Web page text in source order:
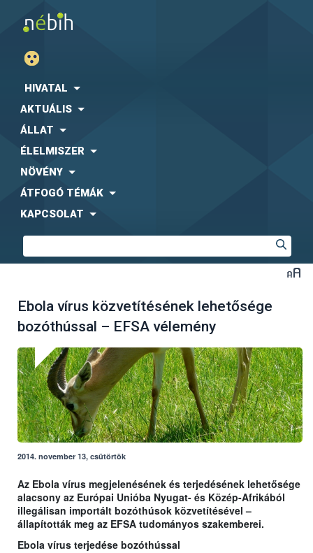
HIVATAL
AKTUÁLIS
ÁLLAT
ÉLELMISZER
NÖVÉNY
ÁTFOGÓ TÉMÁK
KAPCSOLAT
Ebola vírus közvetítésének lehetősége
bozóthússal – EFSA vélemény
2014. november 13, csütörtök
Az Ebola vírus megjelenésének és terjedésének lehetősége
alacsony az Európai Unióba Nyugat- és Közép-Afrikából
illegálisan importált bozóthúsok közvetítésével –
állapították meg az EFSA tudományos szakemberei.
Ebola vírus terjedése bozóthússal